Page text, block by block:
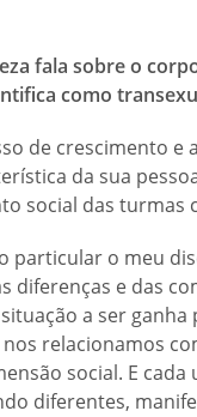
fala sobre o
como
de crescimento
da sua
social das turmas
particular o meu
diferenças e das
a ser
relacionamos
social. E
diferentes,